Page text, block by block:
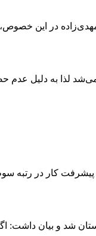
در این خصوص،
لذا به دلیل
کار در رتبه
و بیان داشت: اگر